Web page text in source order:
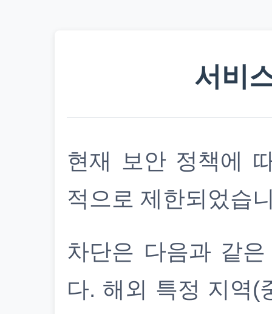
서비
현재 보안 정책에
적으로 제한되었습
차단은 다음과 같
다. 해외 특정 지역(